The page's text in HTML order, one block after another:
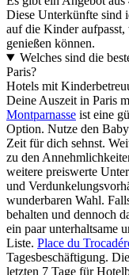
Diese Unterkünfte sind
auf die Kinder
genießen können.
Welches sind die
Paris?
Hotels mit
Deine Auszeit in Paris
Montparnasse ist eine
Option. Nutze den
Zeit für dich sehnst.
zu den
weitere preiswerte
und
wunderbaren Wahl.
behalten und dennoch
ein paar unterhaltsame
Liste. Place du
Tagesbeschäftigung.
letzten 7 Tage für